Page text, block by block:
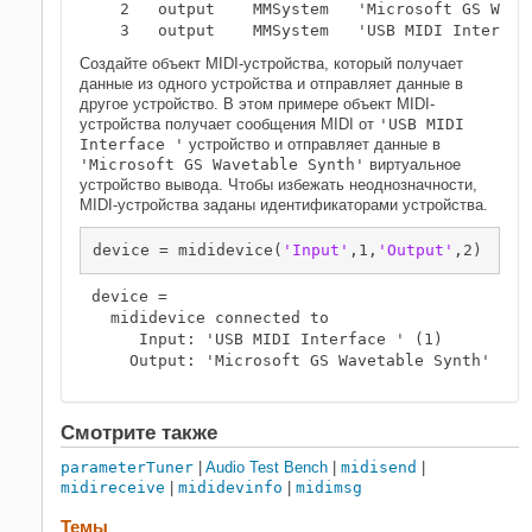
2   output    MMSystem   'Microsoft GS
Создайте объект MIDI-устройства, который получает
данные из одного устройства и отправляет данные в
другое устройство. В этом примере объект MIDI-
устройства получает сообщения MIDI от 'USB MIDI
Interface ' устройство и отправляет данные в
'Microsoft GS Wavetable Synth' виртуальное
устройство вывода. Чтобы избежать неоднозначности,
MIDI-устройства заданы идентификаторами устройства.
device = mididevice( 'Input' ,1, 'Output' ,2)
device =
  mididevice connected to
     Input: 'USB MIDI Interface ' (1)
Смотрите также
parameterTuner | Audio Test Bench | midisend |
midireceive | mididevinfo | midimsg
Темы